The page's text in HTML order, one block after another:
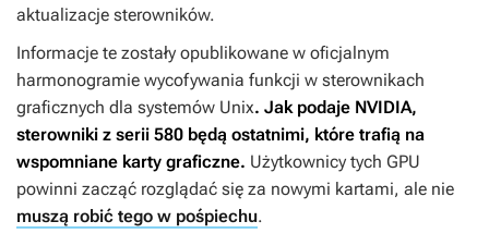
aktualizacje sterowników.
Informacje te zostały opublikowane w oficjalnym
harmonogramie wycofywania funkcji w sterownikach
graficznych dla systemów Unix. Jak podaje NVIDIA,
sterowniki z serii 580 będą ostatnimi, które trafią na
wspomniane karty graficzne. Użytkownicy tych GPU
powinni zacząć rozglądać się za nowymi kartami, ale nie
muszą robić tego w pośpiechu.